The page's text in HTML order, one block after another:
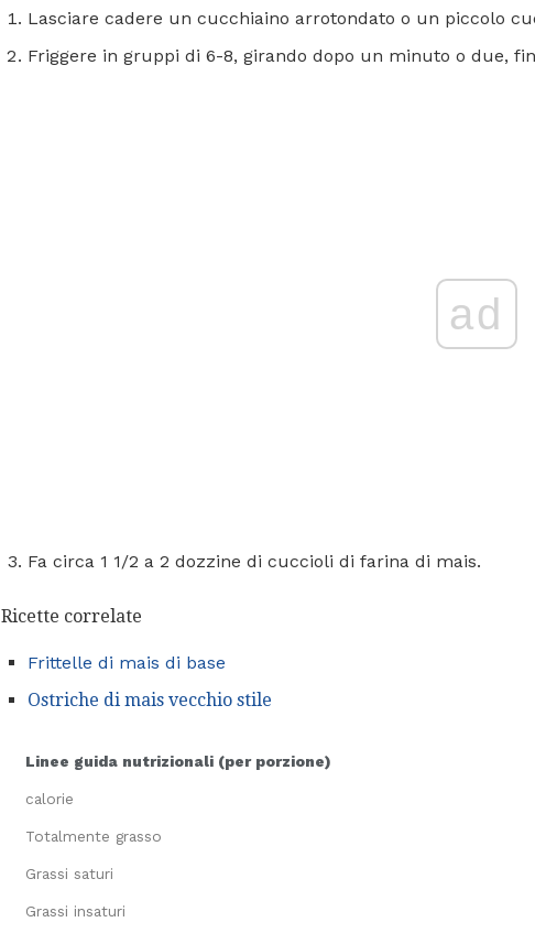
Lasciare cadere un cucchiaino arrotondato o un piccolo
Friggere in gruppi di 6-8, girando dopo un minuto o due,
ad
Fa circa 1 1/2 a 2 dozzine di cuccioli di farina di mais.
Ricette correlate
Frittelle di mais di base
Ostriche di mais vecchio stile
Linee guida nutrizionali (per porzione)
calorie
Totalmente grasso
Grassi saturi
Grassi insaturi